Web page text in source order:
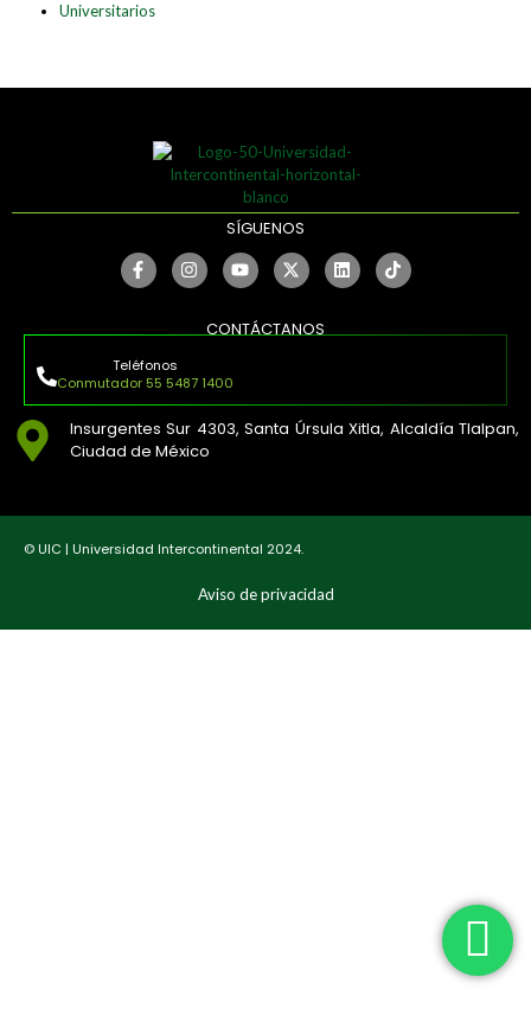
Universitarios
SÍGUENOS
CONTÁCTANOS
Teléfonos
Conmutador 55 5487 1400
Insurgentes Sur 4303, Santa Úrsula Xitla, Alcaldía Tlalpan,
Ciudad de México
© UIC | Universidad Intercontinental 2024.
Aviso de privacidad